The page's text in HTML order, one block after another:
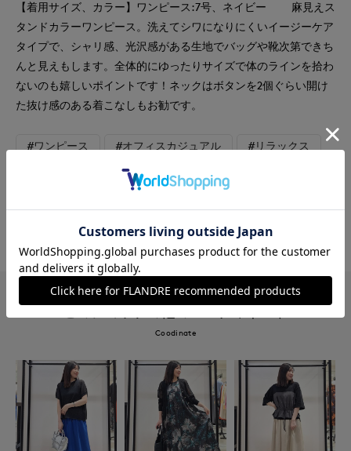
【着用サイズ、カラー】ワンピース:7号、ネイビー 麻見えス
タンドカラーワンピース。洗えてシワになりにくいイージーケア
タイプで、シャリ感、光沢感がある生地でバッグや靴次第できち
んと見えもします。全体的にゆったりサイズで体のラインを拾わ
ないのも嬉しいポイントです！ネックはボタンを2個ぐらい開け
た抜け感のある着こなしもお勧です。
#ワンピース #オフィスカジュアル #リラックス
#ウォッシャブル #イージーケア
Coodinate